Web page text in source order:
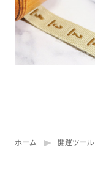
ホーム 開運ツール